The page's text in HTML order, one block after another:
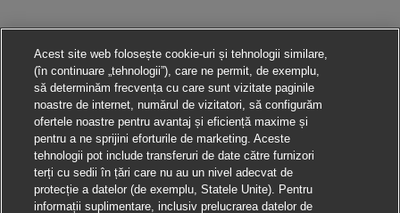
Acest site web folosește cookie-uri și tehnologii similare,
(în continuare „tehnologii”), care ne permit, de exemplu,
să determinăm frecvența cu care sunt vizitate paginile
noastre de internet, numărul de vizitatori, să configurăm
ofertele noastre pentru avantaj și eficiență maxime și
pentru a ne sprijini eforturile de marketing. Aceste
tehnologii pot include transferuri de date către furnizori
terți cu sedii în țări care nu au un nivel adecvat de
protecție a datelor (de exemplu, Statele Unite). Pentru
informații suplimentare, inclusiv prelucrarea datelor de